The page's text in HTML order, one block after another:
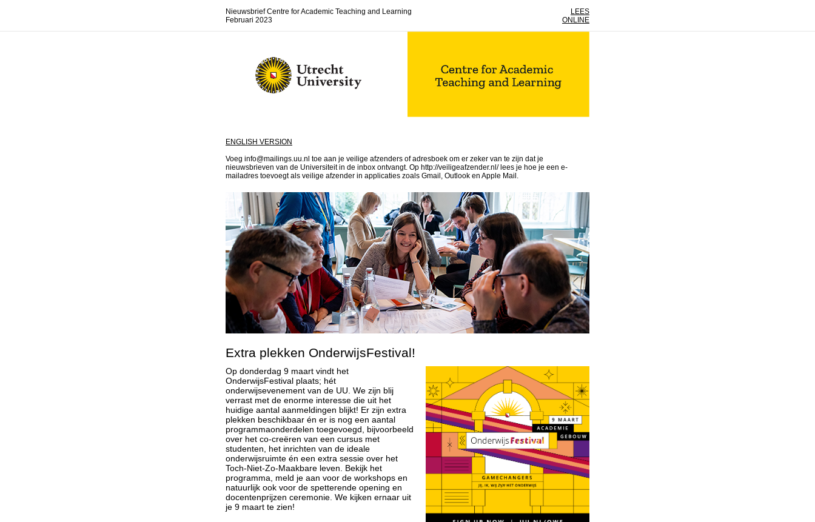
Nieuwsbrief Centre for Academic Teaching and Learning
Februari 2023
LEES
ONLINE
ENGLISH VERSION
Voeg info@mailings.uu.nl toe aan je veilige afzenders of adresboek om er zeker van te zijn dat je
nieuwsbrieven van de Universiteit in de inbox ontvangt. Op http://veiligeafzender.nl/ lees je hoe je een e-
mailadres toevoegt als veilige afzender in applicaties zoals Gmail, Outlook en Apple Mail.
Extra plekken OnderwijsFestival!
Op donderdag 9 maart vindt het
OnderwijsFestival plaats; hét
onderwijsevenement van de UU. We zijn blij
verrast met de enorme interesse die uit het
huidige aantal aanmeldingen blijkt! Er zijn extra
plekken beschikbaar én er is nog een aantal
programmaonderdelen toegevoegd, bijvoorbeeld
over het co-creëren van een cursus met
studenten, het inrichten van de ideale
onderwijsruimte én een extra sessie over het
Toch-Niet-Zo-Maakbare leven. Bekijk het
programma, meld je aan voor de workshops en
natuurlijk ook voor de spetterende opening en
docentenprijzen ceremonie. We kijken ernaar uit
je 9 maart te zien!